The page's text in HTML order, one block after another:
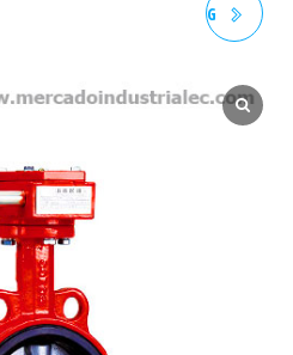
VÁLVULA DE MARIPOSA LUG